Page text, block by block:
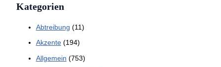
Kategorien
Abtreibung (11)
Akzente(194)
Allgemein (753)